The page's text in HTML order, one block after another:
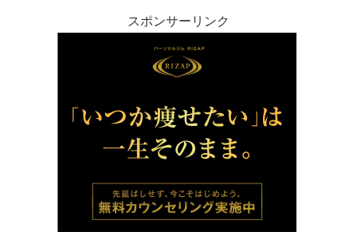
スポンサーリンク